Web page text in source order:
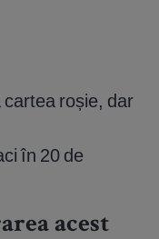
cartea roșie, dar
în 20 de
acest